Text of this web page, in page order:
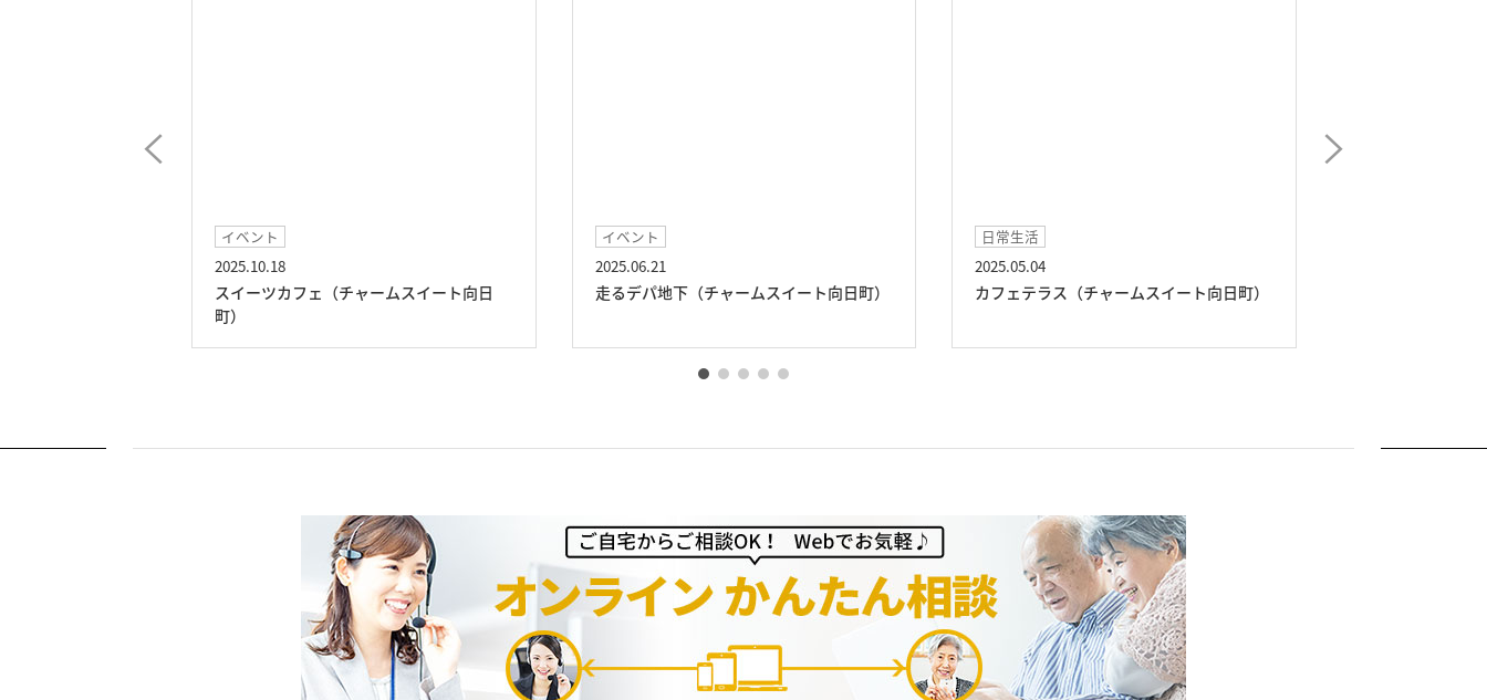
イベント
2025.10.18
スイーツカフェ（チャームスイート向日
町）
イベント
2025.06.21
走るデパ地下（チャームスイート向日町）
日常生活
2025.05.04
カフェテラス（チャームスイート向日町）